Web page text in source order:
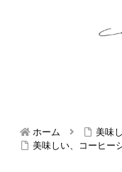
ホーム
美味
美味しい、コーヒー